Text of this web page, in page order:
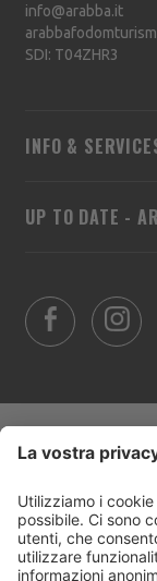
UP TO DATE -
info@arabba.it
SDI: T04ZHR3
INFO &